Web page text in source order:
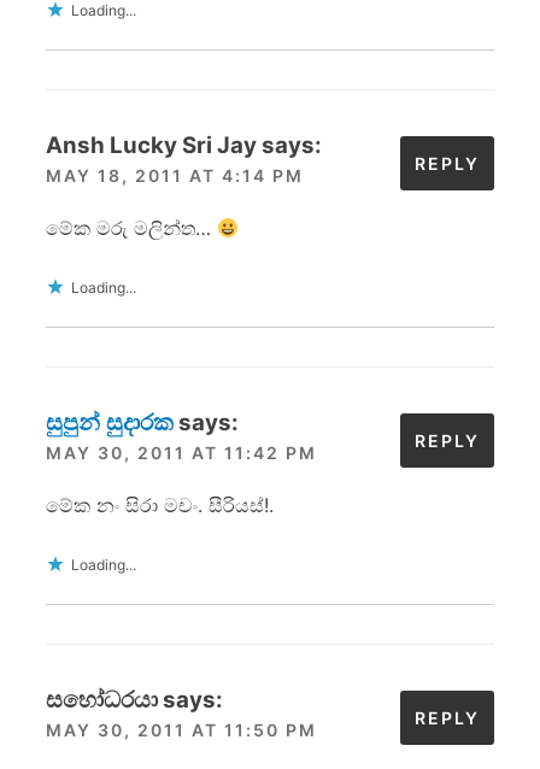
Loading...
Ansh Lucky Sri Jaysays:
MAY 18, 2011 AT 4:14 PM
මේක මරු මලින්ත…
Loading...
REPLY
සුපුන් සුදාරකsays:
MAY 30, 2011 AT 11:42 PM
මේක නං සිරා මචං. සීරියස්!.
Loading...
REPLY
සහෝධරයාsays:
MAY 30, 2011 AT 11:50 PM
REPLY